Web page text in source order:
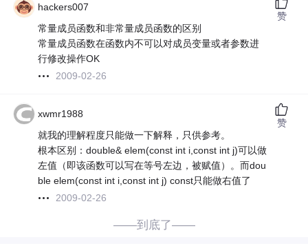
hackers007
常量成员函数和非常量成员函数的区别
常量成员函数在函数内不可以对成员变量或者参数进
行修改操作OK
2009-02-26
赞
xwmr1988
就我的理解程度只能做一下解释，只供参考。
根本区别：double& elem(const int i,const int j)可以做
左值（即该函数可以写在等号左边，被赋值）。而dou
ble elem(const int i,const int j) const只能做右值了
2009-02-26
赞
——到底了——